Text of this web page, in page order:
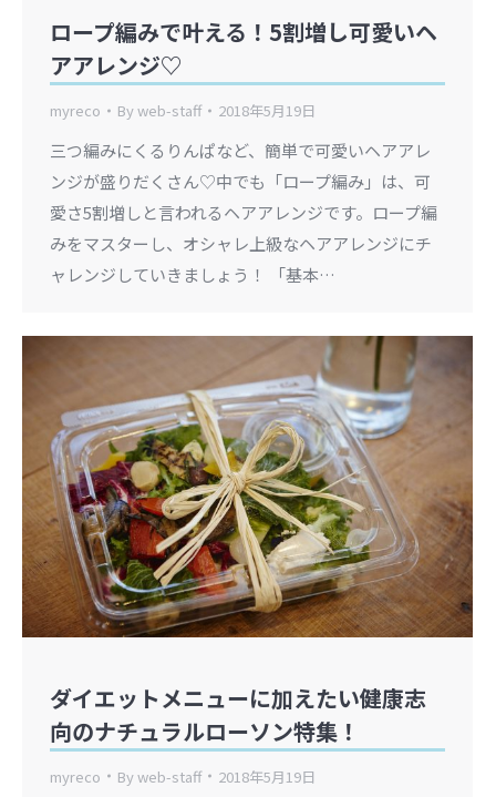
ロープ編みで叶える！5割増し可愛いヘ
アアレンジ♡
myreco Byweb-staff 2018年5月19日
三つ編みにくるりんぱなど、簡単で可愛いヘアアレ
ンジが盛りだくさん♡中でも「ロープ編み」は、可
愛さ5割増しと言われるヘアアレンジです。ロープ編
みをマスターし、オシャレ上級なヘアアレンジにチ
ャレンジしていきましょう！ 「基本…
ダイエットメニューに加えたい健康志
向のナチュラルローソン特集！
myreco Byweb-staff 2018年5月19日